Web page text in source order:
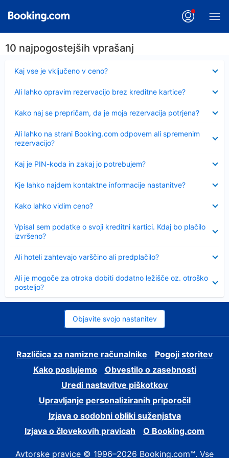
10 najpogostejših vprašanj
Kaj vse je vključeno v ceno?
Ali lahko opravim rezervacijo brez kreditne kartice?
Kako naj se prepričam, da je moja rezervacija potrjena?
Ali lahko na strani Booking.com odpovem ali spremenim
rezervacijo?
Kaj je PIN-koda in zakaj jo potrebujem?
Kje lahko najdem kontaktne informacije nastanitve?
Kako lahko vidim ceno?
Vpisal sem podatke o svoji kreditni kartici. Kdaj bo plačilo
izvršeno?
Ali hoteli zahtevajo varščino ali predplačilo?
Ali je mogoče za otroka dobiti dodatno ležišče oz. otroško
posteljo?
Objavite svojo nastanitev
Različica za namizne računalnike
Pogoji storitev
Kako poslujemo
Obvestilo o zasebnosti
Uredi nastavitve piškotkov
Upravljanje personaliziranih priporočil
Izjava o sodobni obliki suženjstva
Izjava o človekovih pravicah
O Booking.com
Avtorske pravice © 1996–2026 Booking.com™. Vse